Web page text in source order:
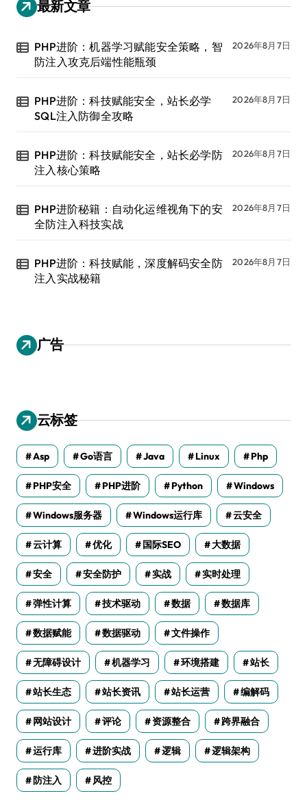
最新文章
PHP进阶：机器学习赋能安全策略，智
防注入攻克后端性能瓶颈
2026年8月7日
PHP进阶：科技赋能安全，站长必学
SQL注入防御全攻略
2026年8月7日
PHP进阶：科技赋能安全，站长必学防
注入核心策略
2026年8月7日
PHP进阶秘籍：自动化运维视角下的安
全防注入科技实战
2026年8月7日
PHP进阶：科技赋能，深度解码安全防
注入实战秘籍
2026年8月7日
广告
云标签
Asp Go语言 Java Linux Php
PHP安全 PHP进阶 Python Windows
Windows服务器 Windows运行库 云安全
云计算 优化 国际SEO 大数据
安全 安全防护 实战 实时处理
弹性计算 技术驱动 数据 数据库
数据赋能 数据驱动 文件操作
无障碍设计 机器学习 环境搭建 站长
站长生态 站长资讯 站长运营 编解码
网站设计 评论 资源整合 跨界融合
运行库 进阶实战 逻辑 逻辑架构
防注入 风控